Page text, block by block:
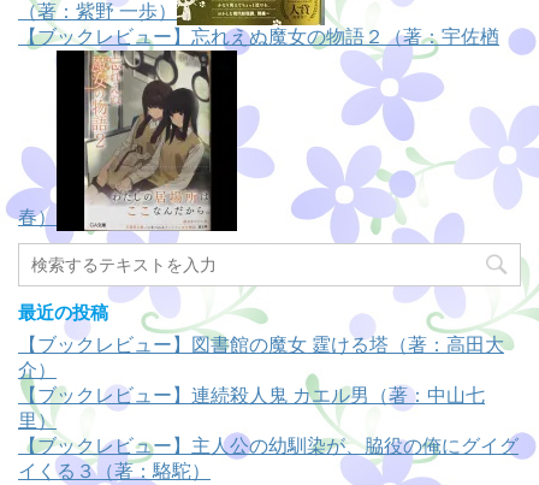
（著：紫野 一歩）
【ブックレビュー】忘れえぬ魔女の物語２（著：宇佐楢
春）
最近の投稿
【ブックレビュー】図書館の魔女 霆ける塔（著：高田大
介）
【ブックレビュー】連続殺人鬼 カエル男（著：中山七
里）
【ブックレビュー】主人公の幼馴染が、脇役の俺にグイグ
イくる３（著：駱駝）